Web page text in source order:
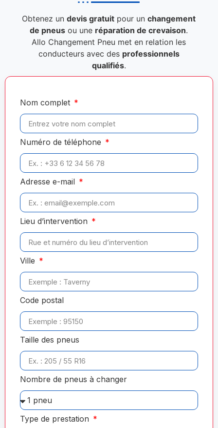
Obtenez undevis gratuit pour unchangement
de pneus ou une réparation de crevaison.
Allo Changement Pneu met en relation les
conducteurs avec des professionnels
qualifiés.
Nom complet
Numéro de téléphone
Adresse e-mail
Lieu d’intervention
Ville
Code postal
Taille des pneus
Nombre de pneus à changer
Type de prestation